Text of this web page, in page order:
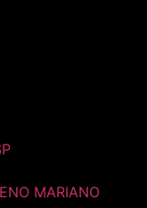
MARIANO